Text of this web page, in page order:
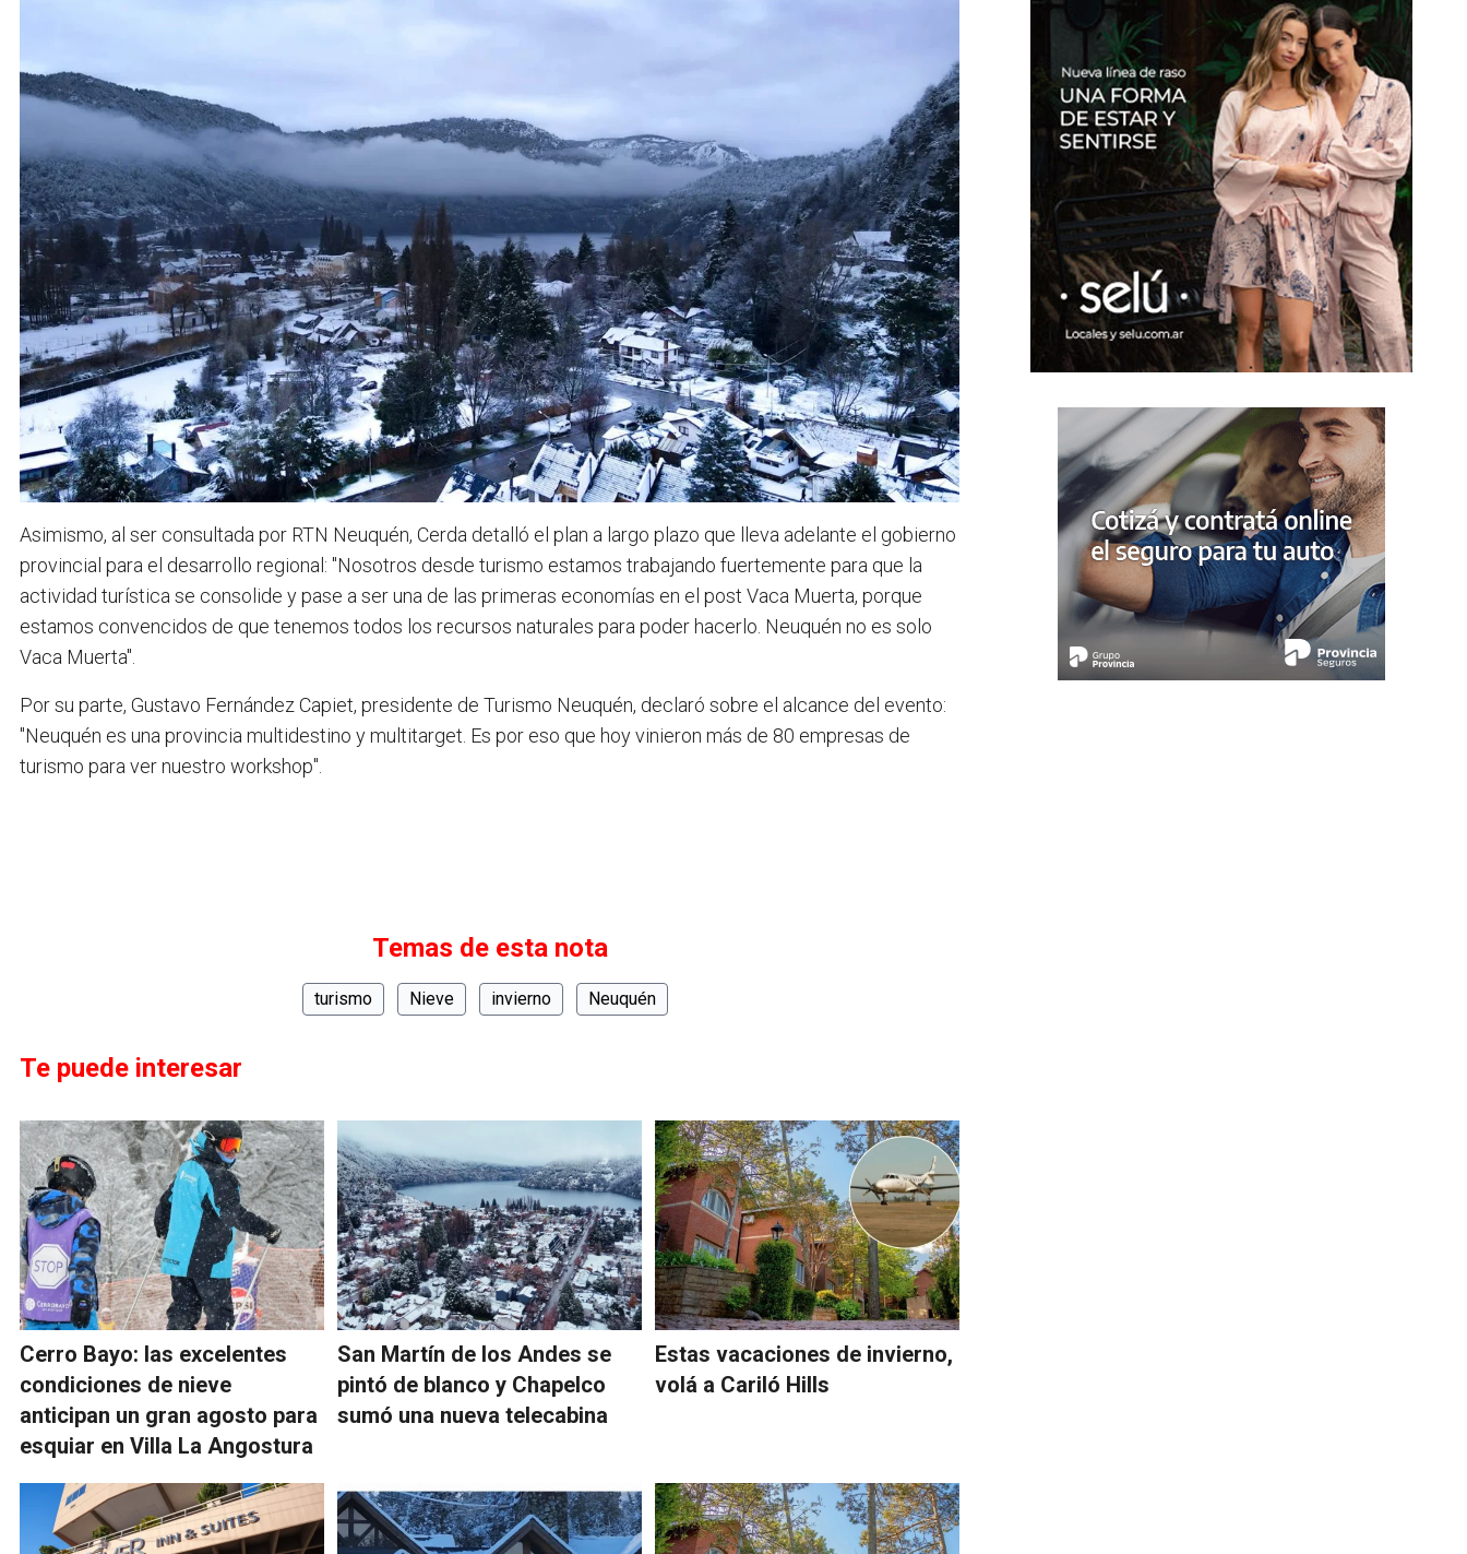
Asimismo, al ser consultada por RTN Neuquén, Cerda detalló el plan a largo plazo que lleva adelante el gobierno
provincial para el desarrollo regional: "Nosotros desde turismo estamos trabajando fuertemente para que la
actividad turística se consolide y pase a ser una de las primeras economías en el post Vaca Muerta, porque
estamos convencidos de que tenemos todos los recursos naturales para poder hacerlo. Neuquén no es solo
Vaca Muerta".
Por su parte, Gustavo Fernández Capiet, presidente de Turismo Neuquén, declaró sobre el alcance del evento:
"Neuquén es una provincia multidestino y multitarget. Es por eso que hoy vinieron más de 80 empresas de
turismo para ver nuestro workshop".
Temas de esta nota
turismo Nieve invierno Neuquén
Te puede interesar
Cerro Bayo: las excelentes
condiciones de nieve
anticipan un gran agosto para
esquiar en Villa La Angostura
San Martín de los Andes se
pintó de blanco y Chapelco
sumó una nueva telecabina
Estas vacaciones de invierno,
volá a Cariló Hills